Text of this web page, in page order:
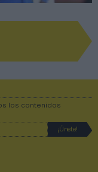
los contenidos